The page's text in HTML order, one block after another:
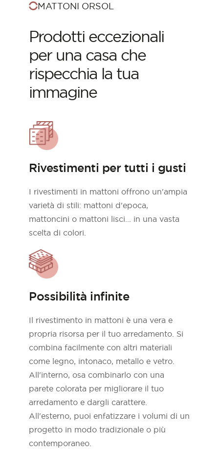
MATTONI ORSOL
Prodotti eccezionali
per una casa che
rispecchia la tua
immagine
Rivestimenti per tutti i gusti
I rivestimenti in mattoni offrono un'ampia
varietà di stili: mattoni d'epoca,
mattoncini o mattoni lisci... in una vasta
scelta di colori.
Possibilità infinite
Il rivestimento in mattoni è una vera e
propria risorsa per il tuo arredamento. Si
combina facilmente con altri materiali
come legno, intonaco, metallo e vetro.
All'interno, osa combinarlo con una
parete colorata per migliorare il tuo
arredamento e dargli carattere.
All'esterno, puoi enfatizzare i volumi di un
progetto in modo tradizionale o più
contemporaneo.